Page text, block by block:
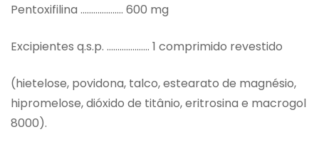
Pentoxifilina ……………….. 600 mg
Excipientes q.s.p. ……………….. 1 comprimido revestido
(hietelose, povidona, talco, estearato de magnésio,
hipromelose, dióxido de titânio, eritrosina e macrogol
8000).